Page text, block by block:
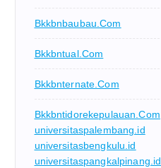
Bkkbnbaubau.com
Bkkbntual.com
Bkkbnternate.com
Bkkbntidorekepulauan.com
universitaspalembang.id
universitasbengkulu.id
universitaspangkalpinang.id